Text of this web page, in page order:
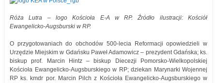
Róża Lutra – logo Kościoła E-A w RP. Źródło ilustracji: Kościół
Ewangelicko-Augsburski w RP.
O przygotowaniach do obchodów 500-lecia Reformacji opowiedzieli w
Urzędzie Miejskim w Gdańsku Paweł Adamowicz – prezydent Gdańska; ks.
biskup prof. Marcin Hintz – biskup Diecezji Pomorsko-Wielkopolskiej
Kościoła Ewangelicko-Augsburskiego w RP; dziekan Marynarki Wojennej
RP ks. kmdr por. Marcin Pilch z Kościoła Ewangelicko-Augsburskiego w